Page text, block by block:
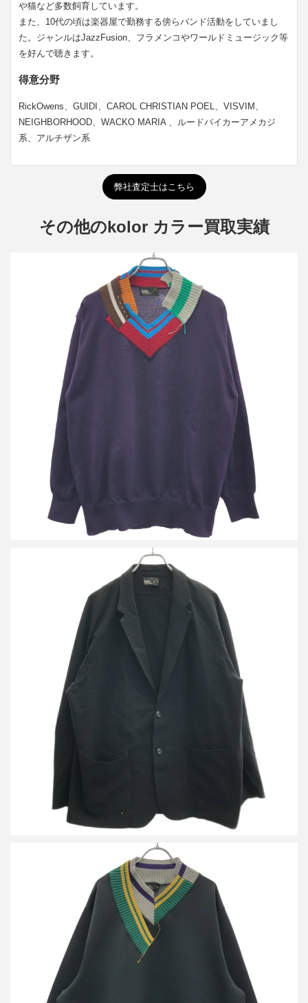
や猫など多数飼育しています。
また、10代の頃は楽器屋で勤務する傍らバンド活動をしていまし
た。ジャンルはJazzFusion、フラメンコやワールドミュージック等
を好んで聴きます。
得意分野
RickOwens、GUIDI、CAROL CHRISTIAN POEL、VISVIM、
NEIGHBORHOOD、WACKO MARIA 、ルードバイカーアメカジ
系、アルチザン系
弊社査定士はこちら
その他のkolor カラー買取実績
カラー 22SS Pe強撚天竺 コントラストカラーポリエステルニット
カラー 26SS シングルポンチジャケット 26SCM-J08203
買取金額12,000円
カラー 21AW MIX V-NECK SWEAT ネオプレン ミックスVネック
スウェットプルオーバー 21WCM-T02202